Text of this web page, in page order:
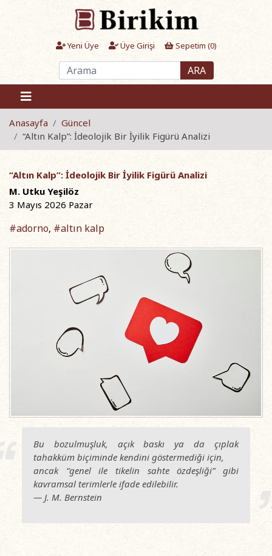
Yeni Üye Üye Girişi Sepetim (0)
ARA
Anasayfa
Güncel
“Altın Kalp”: İdeolojik Bir İyilik Figürü Analizi
“Altın Kalp”: İdeolojik Bir İyilik Figürü Analizi
M. Utku Yeşilöz
3 Mayıs 2026 Pazar
#adorno, #altın kalp
Bu bozulmuşluk, açık baskı ya da çıplak
tahakküm biçiminde kendini göstermediği için,
ancak “genel ile tikelin sahteözdeşliği” gibi
kavramsal terimlerle ifade edilebilir.
— J. M. Bernstein